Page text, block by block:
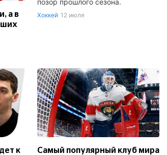
а в
позор прошлого сезона.
Хоккей 12 июля
к
Самый популярный клуб мира